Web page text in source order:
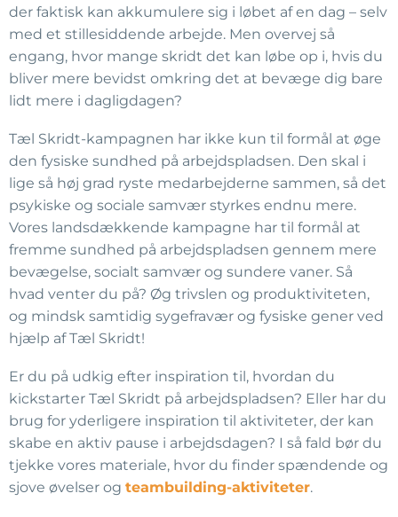
der faktisk kan akkumulere sig i løbet af en dag – selv
med et stillesiddende arbejde. Men overvej så
engang, hvor mange skridt det kan løbe op i, hvis du
bliver mere bevidst omkring det at bevæge dig bare
lidt mere i dagligdagen?
Tæl Skridt-kampagnen har ikke kun til formål at øge
den fysiske sundhed på arbejdspladsen. Den skal i
lige så høj grad ryste medarbejderne sammen, så det
psykiske og sociale samvær styrkes endnu mere.
Vores landsdækkende kampagne har til formål at
fremme sundhed på arbejdspladsen gennem mere
bevægelse, socialt samvær og sundere vaner. Så
hvad venter du på? Øg trivslen og produktiviteten,
og mindsk samtidig sygefravær og fysiske gener ved
hjælp af Tæl Skridt!
Er du på udkig efter inspiration til, hvordan du
kickstarter Tæl Skridt på arbejdspladsen? Eller har du
brug for yderligere inspiration til aktiviteter, der kan
skabe en aktiv pause i arbejdsdagen? I så fald bør du
tjekke vores materiale, hvor du finder spændende og
sjove øvelser og teambuilding-aktiviteter.